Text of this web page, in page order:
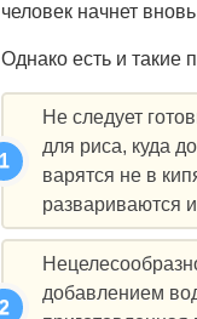
человек начнет
Однако есть и такие
Не следует
для риса, куда
варятся не в
развариваются
добавлением